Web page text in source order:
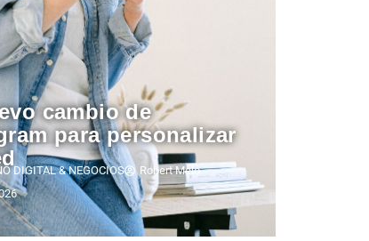
cambio de
para personalizar
DIGITAL & NEGOCIOS
Robert Melo